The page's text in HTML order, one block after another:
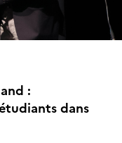
:
dans